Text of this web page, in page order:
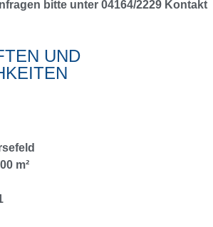
bitte unter 04164/2229 Kontakt
UND
m²